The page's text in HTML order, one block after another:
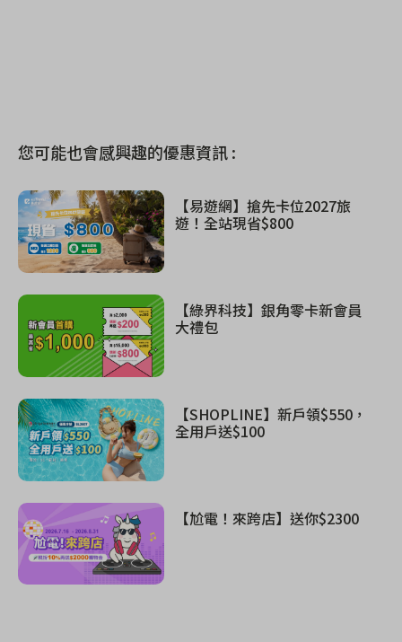
您可能也會感興趣的優惠資訊 :
【易遊網】搶先卡位2027旅
遊！全站現省$800
【綠界科技】銀角零卡新會員
大禮包
【SHOPLINE】新戶領$550，
全用戶送$100
【尬電！來跨店】送你$2300